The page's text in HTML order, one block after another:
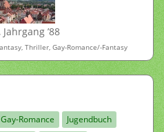
Jahrgang ’88
Thriller, Gay-Romance/-Fantasy
Gay-Romance
Jugendbuch